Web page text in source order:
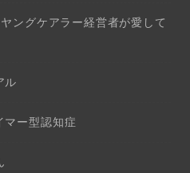
ングケアラー経営者が愛して
ル
マー型認知症